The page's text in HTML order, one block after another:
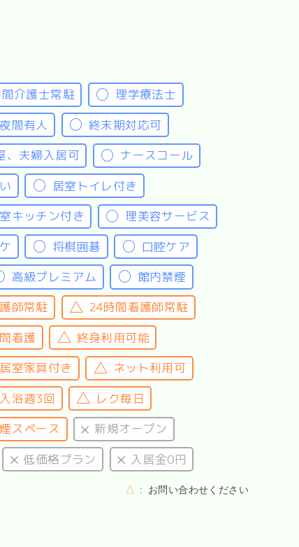
介護士常駐
理学療法士
夜間有人
終末期対応可
、夫婦入居可
ナースコール
居室トイレ付き
キッチン付き
理美容サービス
将棋囲碁
口腔ケア
高級プレミアム
館内禁煙
師常駐
24時間看護師常駐
看護
終身利用可能
居室家具付き
ネット利用可
入浴週3回
レク毎日
スペース
新規オープン
低価格プラン 入居金0円
△ お問い合わせください